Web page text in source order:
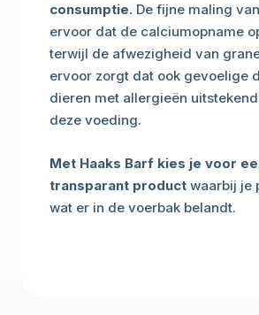
consumptie. De fijne maling
ervoor dat de calciumopname
terwijl de afwezigheid van
ervoor zorgt dat ook gevoelige
dieren met allergieën
deze voeding.
Met Haaks Barf kies je voor
transparant product waarbij je
wat er in de voerbak belandt.